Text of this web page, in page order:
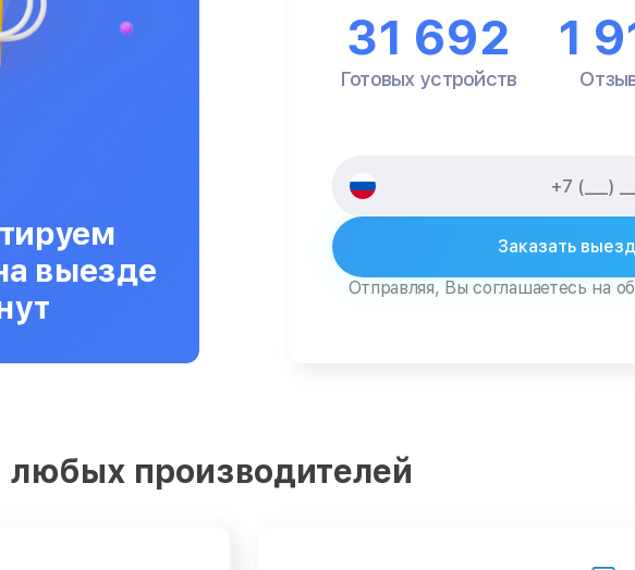
выезде
31 692
Готовых устройств
1
Заказать
Отправляя, Вы соглашаетесь на
производителей